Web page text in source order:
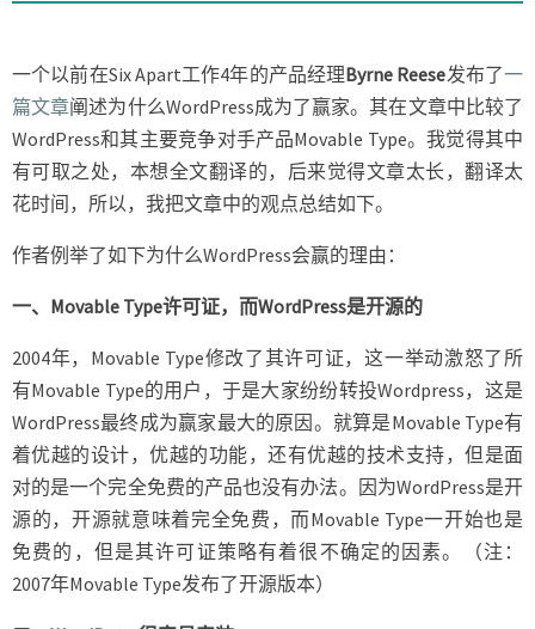
一个以前在Six Apart工作4年的产品经理Byrne Reese发布了一
篇文章阐述为什么WordPress成为了赢家。其在文章中比较了
WordPress和其主要竞争对手产品Movable Type。我觉得其中
有可取之处，本想全文翻译的，后来觉得文章太长，翻译太
花时间，所以，我把文章中的观点总结如下。
作者例举了如下为什么WordPress会赢的理由：
一、Movable Type许可证，而WordPress是开源的
2004年，Movable Type修改了其许可证，这一举动激怒了所
有Movable Type的用户，于是大家纷纷转投Wordpress，这是
WordPress最终成为赢家最大的原因。就算是Movable Type有
着优越的设计，优越的功能，还有优越的技术支持，但是面
对的是一个完全免费的产品也没有办法。因为WordPress是开
源的，开源就意味着完全免费，而Movable Type一开始也是
免费的，但是其许可证策略有着很不确定的因素。（注：
2007年Movable Type发布了开源版本）